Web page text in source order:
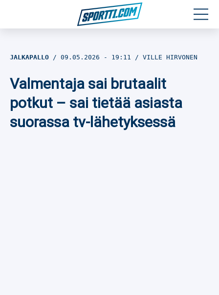
Jalkapallo
Yleisurheilu
JALKAPALLO 09.05.2026 - 19:11 VILLE HIRVONEN
Valmentaja sai brutaalit
potkut – sai tietää asiasta
suorassa tv-lähetyksessä